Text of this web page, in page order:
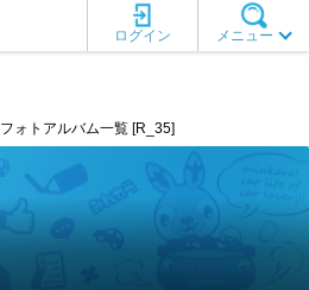
メニュー
ログイン
フォトアルバム一覧 [R_35]